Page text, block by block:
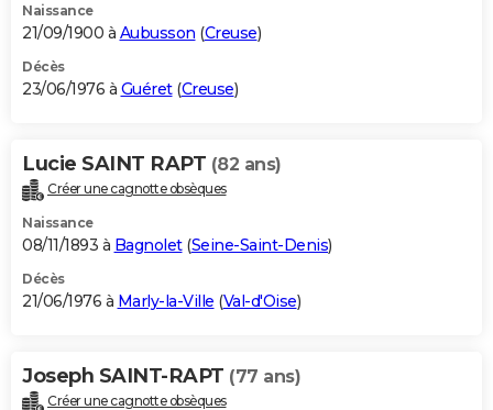
Naissance
21/09/1900 à Aubusson (Creuse)
Décès
23/06/1976 à Guéret(Creuse)
Lucie SAINT RAPT (82 ans)
Créer une cagnotte obsèques
Naissance
08/11/1893 à Bagnolet(Seine-Saint-Denis)
Décès
21/06/1976 à Marly-la-Ville (Val-d'Oise)
Joseph SAINT-RAPT (77 ans)
Créer une cagnotte obsèques